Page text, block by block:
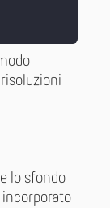
lo sfondo
incorporato